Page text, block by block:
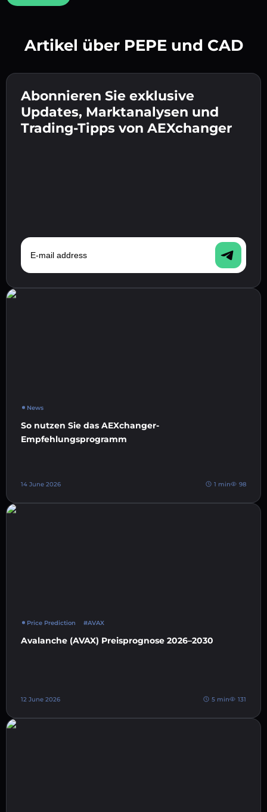
Gib deine Krypto-Wallet-Adresse ein 👉 fahre
mit dem nächsten Schritt fort.
Bestätige deine Identität 👉 fahre mit dem
letzten Schritt fort.
Sende die Einzahlung 👉 erhalte Krypto oder
Fiat in deiner Wallet.
Artikel über PEPE und CAD
Abonnieren Sie exklusive
Updates, Marktanalysen und
Trading-Tipps von AEXchanger
E-mail address
News
So nutzen Sie das AEXchanger-
Empfehlungsprogramm
14 June 2026 1 min 98
Price Prediction #AVAX
Avalanche (AVAX) Preisprognose 2026–2030
12 June 2026 5 min 131